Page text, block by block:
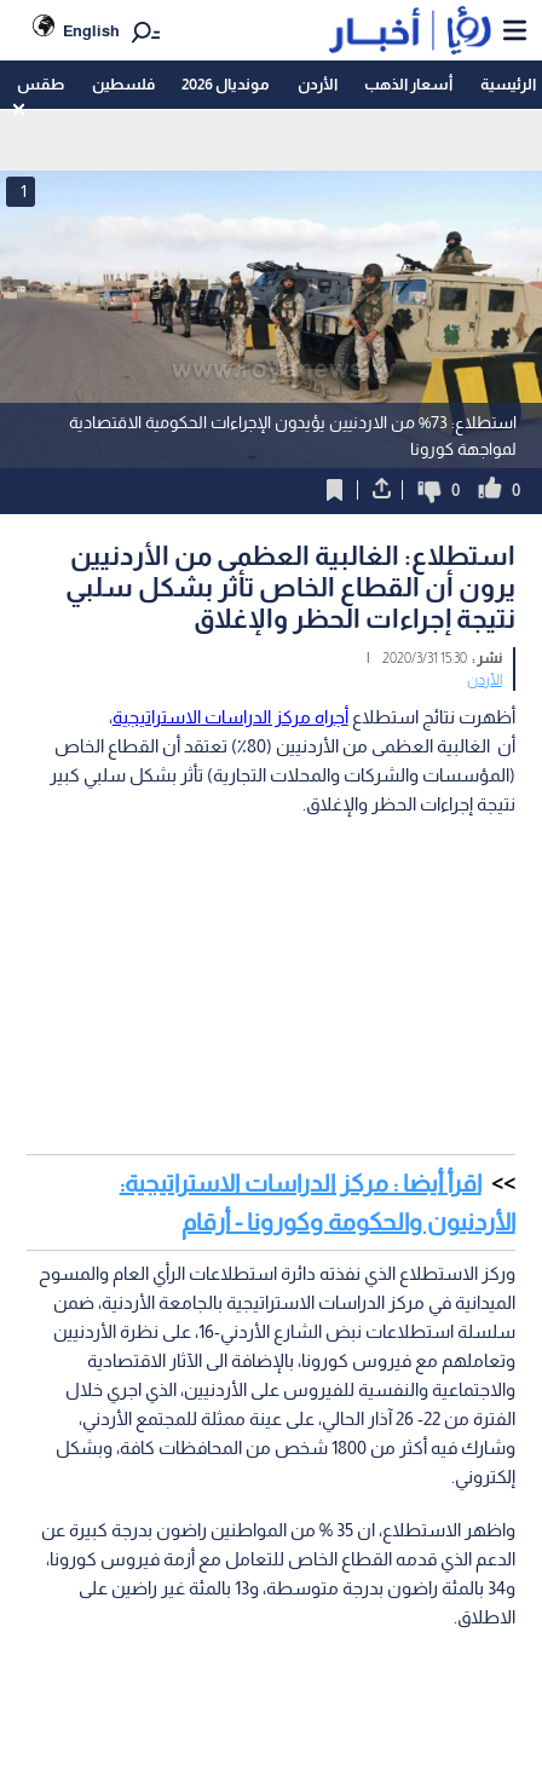
English
الرئيسية أسعار الذهب الأردن مونديال 2026 فلسطين طقس
استطلاع: 73% من الاردنيين يؤيدون الإجراءات الحكومية الاقتصادية
لمواجهة كورونا
1
0
0
استطلاع: الغالبية العظمى من الأردنيين
يرون أن القطاع الخاص تأثر بشكل سلبي
نتيجة إجراءات الحظر والإغلاق
نشر :15:30 2020/3/31
|
الأردن
أظهرت نتائج استطلاعأجراه مركز الدراسات الاستراتيجية،
أن الغالبية العظمى من الأردنيين (80٪؜) تعتقد أن القطاع الخاص
(المؤسسات والشركات والمحلات التجارية) تأثر بشكل سلبي كبير
نتيجة إجراءات الحظر والإغلاق.
اقرأ أيضا : مركز الدراسات الاستراتيجية:
الأردنيون والحكومة وكورونا - أرقام
وركز الاستطلاع الذي نفذته دائرة استطلاعات الرأي العام والمسوح
الميدانية في مركز الدراسات الاستراتيجية بالجامعة الأردنية، ضمن
سلسلة استطلاعات نبض الشارع الأردني-16، على نظرة الأردنيين
وتعاملهم مع فيروس كورونا، بالإضافة الى الآثار الاقتصادية
والاجتماعية والنفسية للفيروس على الأردنيين، الذي اجري خلال
الفترة من 22- 26 آذار الحالي، على عينة ممثلة للمجتمع الأردني،
وشارك فيه أكثر من 1800 شخص من المحافظات كافة، وبشكل
إلكتروني.
واظهر الاستطلاع، ان 35 % من المواطنين راضون بدرجة كبيرة عن
الدعم الذي قدمه القطاع الخاص للتعامل مع أزمة فيروس كورونا،
و34 بالمئة راضون بدرجة متوسطة، و13 بالمئة غير راضين على
الاطلاق.